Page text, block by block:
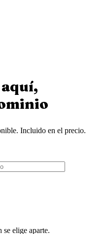
Incluido en el precio.
elige aparte.